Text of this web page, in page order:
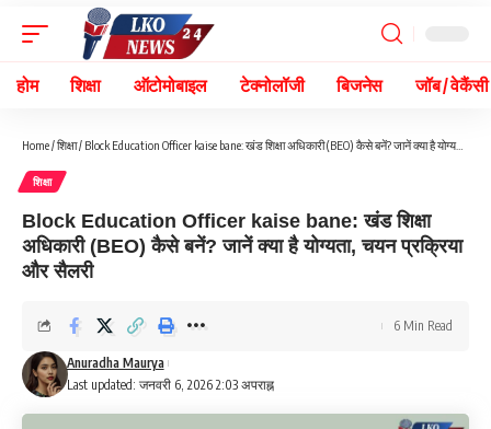
होम शिक्षा ऑटोमोबाइल टेक्नोलॉजी बिजनेस जॉब / वेकैंसी
Home/शिक्षा/ Block Education Officer kaise bane: खंड शिक्षा अधिकारी (BEO) कैसे बनें? जानें क्या है योग्यता, चयन प्रक्रिया और सैलरी
शिक्षा
Block Education Officer kaise bane: खंड शिक्षा
अधिकारी (BEO) कैसे बनें? जानें क्या है योग्यता, चयन प्रक्रिया
और सैलरी
Last updated: जनवरी 6, 2026 2:03 अपराह्न
Anuradha Maurya
6 Min Read